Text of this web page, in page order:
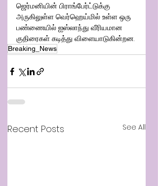
ஜெர்மனியின் பிராங்பேர்ட்டுக்கு
அருகிலுள்ள வெர்ஹெய்மில் உள்ள ஒரு
பண்ணையில் ஐஸ்லாந்து வீரியமான
குதிரைகள் கடித்து விளையாடுகின்றன.
Breaking_News
Recent Posts See All